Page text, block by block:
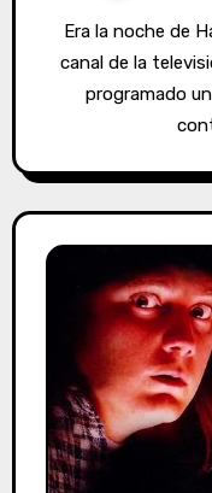
Era la noche de Halloween del año 1992 y la BBC1,
canal de la
programado